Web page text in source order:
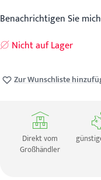
Benachrichtigen Sie
Nicht auf Lager
Zur Wunschliste
Direkt vom
Großhändler